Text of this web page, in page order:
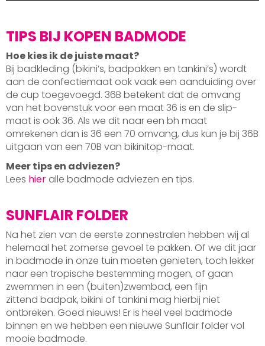
TIPS BIJ KOPEN BADMODE
Hoe kies ik de juiste maat?
Bij badkleding (bikini’s, badpakken en tankini’s) wordt
aan de confectiemaat ook vaak een aanduiding over
de cup toegevoegd. 36B betekent dat de omvang
van het bovenstuk voor een maat 36 is en de slip-
maat is ook 36. Als we dit naar een bh maat
omrekenen dan is 36 een 70 omvang, dus kun je bij 36B
uitgaan van een 70B van bikinitop-maat.
Meer tips en adviezen?
Lees hier alle badmode adviezen en tips.
SUNFLAIR FOLDER
Na het zien van de eerste zonnestralen hebben wij al
helemaal het zomerse gevoel te pakken. Of we dit jaar
in badmode in onze tuin moeten genieten, toch lekker
naar een tropische bestemming mogen, of gaan
zwemmen in een (buiten)zwembad, een fijn
zittend badpak, bikini of tankini mag hierbij niet
ontbreken. Goed nieuws! Er is heel veel badmode
binnen en we hebben een nieuwe Sunflair folder vol
mooie badmode.